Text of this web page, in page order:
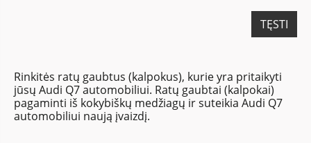
TĘSTI
Rinkitės ratų gaubtus (kalpokus), kurie yra pritaikyti
jūsų Audi Q7 automobiliui. Ratų gaubtai (kalpokai)
pagaminti iš kokybiškų medžiagų ir suteikia Audi Q7
automobiliui naują įvaizdį.